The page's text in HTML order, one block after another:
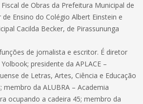
de Obras da Prefeitura Municipal de
Ensino do Colégio Albert Einstein e
Cacilda Becker, de Pirassununga
de jornalista e escritor. É diretor
presidente da APLACE –
de Letras, Artes, Ciência e Educação
membro da ALUBRA – Academia
ocupando a cadeira 45; membro da